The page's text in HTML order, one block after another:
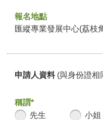
報名地點
匯縱專業發展中心(荔枝
申請人資料 (與身份證相
稱謂*
先生
小姐